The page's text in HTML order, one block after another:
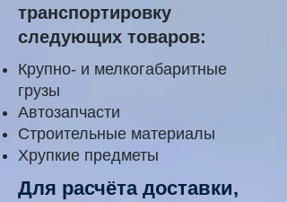
транспортировку
следующих товаров:
Крупно- и мелкогабаритные
грузы
Автозапчасти
Строительные материалы
Хрупкие предметы
Для расчёта доставки,